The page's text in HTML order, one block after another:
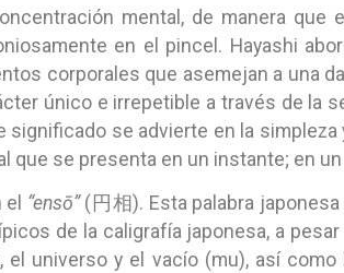
mental, de manera
en el pincel. Hayashi
corporales que asemejan a una
único e irrepetible a través de la
se advierte en la
que se presenta en un instante; en
“ensō”(円相). Esta palabra
de la caligrafía japonesa, a
el universo y el vacío (mu), así